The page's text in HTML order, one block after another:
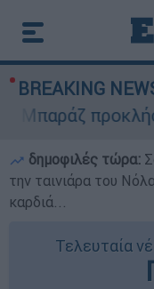
BREAKING
δημοφιλές τώρα:
την ταινιάρα του
καρδιά...
Τελευταία